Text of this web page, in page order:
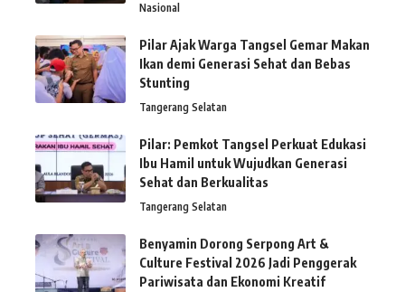
Nasional
Pilar Ajak Warga Tangsel Gemar Makan
Ikan demi Generasi Sehat dan Bebas
Stunting
Tangerang Selatan
Pilar: Pemkot Tangsel Perkuat Edukasi
Ibu Hamil untuk Wujudkan Generasi
Sehat dan Berkualitas
Tangerang Selatan
Benyamin Dorong Serpong Art &
Culture Festival 2026 Jadi Penggerak
Pariwisata dan Ekonomi Kreatif